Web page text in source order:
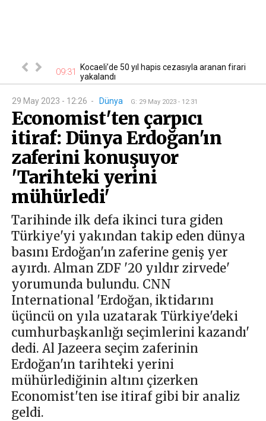
sağ
09:31 Kocaeli’de 50 yıl hapis cezasıyla aranan firari
yakalandı
29 May 2023 - 12:26 - Dünya G: 29 May 2023 - 12:31
Economist'ten çarpıcı
itiraf: Dünya Erdoğan'ın
zaferini konuşuyor
'Tarihteki yerini
mühürledi'
Tarihinde ilk defa ikinci tura giden
Türkiye'yi yakından takip eden dünya
basını Erdoğan'ın zaferine geniş yer
ayırdı. Alman ZDF '20 yıldır zirvede'
yorumunda bulundu. CNN
International 'Erdoğan, iktidarını
üçüncü on yıla uzatarak Türkiye'deki
cumhurbaşkanlığı seçimlerini kazandı'
dedi. Al Jazeera seçim zaferinin
Erdoğan'ın tarihteki yerini
mühürlediğinin altını çizerken
Economist'ten ise itiraf gibi bir analiz
geldi.